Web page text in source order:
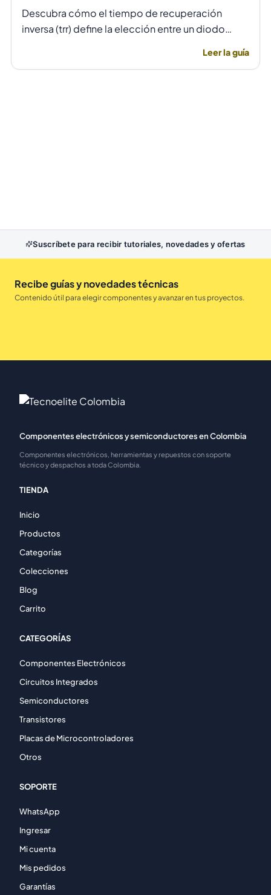
Descubra cómo el tiempo de recuperación
inversa (trr) define la elección entre un diodo
Leer la guía
Suscríbete para recibir tutoriales, novedades y ofertas
Recibe guías y novedades técnicas
Contenido útil para elegir componentes y avanzar en tus proyectos.
Componentes electrónicos y semiconductores en Colombia
Componentes electrónicos, herramientas y repuestos con soporte
técnico y despachos a toda Colombia.
TIENDA
Inicio
Productos
Categorías
Colecciones
Blog
Carrito
CATEGORÍAS
Componentes Electrónicos
Circuitos Integrados
Semiconductores
Transistores
Placas de Microcontroladores
Otros
SOPORTE
WhatsApp
Ingresar
Mi cuenta
Mis pedidos
Garantías